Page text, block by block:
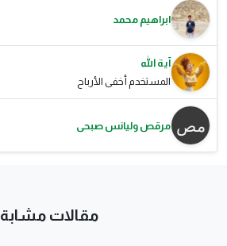
ابراهيم محمد
آية الله
المستخدم أخفى الأرباح
مرقص وليانس صبحى
مقالات مشابة